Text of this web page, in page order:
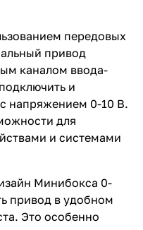
передовых
привод
каналом ввода-
и
напряжением 0-10 В.
для
и системами
Минибокса 0-
привод в удобном
Это особенно